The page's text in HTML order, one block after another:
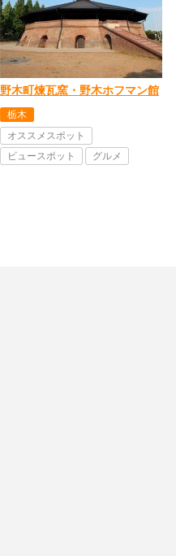
野木町煉瓦窯・野木ホフマン館
栃木
オススメスポット
ビュースポット
グルメ